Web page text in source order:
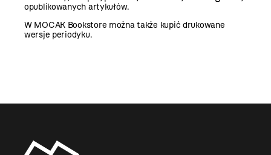
opublikowanych artykułów.
W MOCAK Bookstore można także kupić drukowane
wersje periodyku.